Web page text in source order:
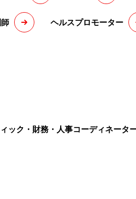
ヘルスプロモーター
ック・財務・人事コーディネータ